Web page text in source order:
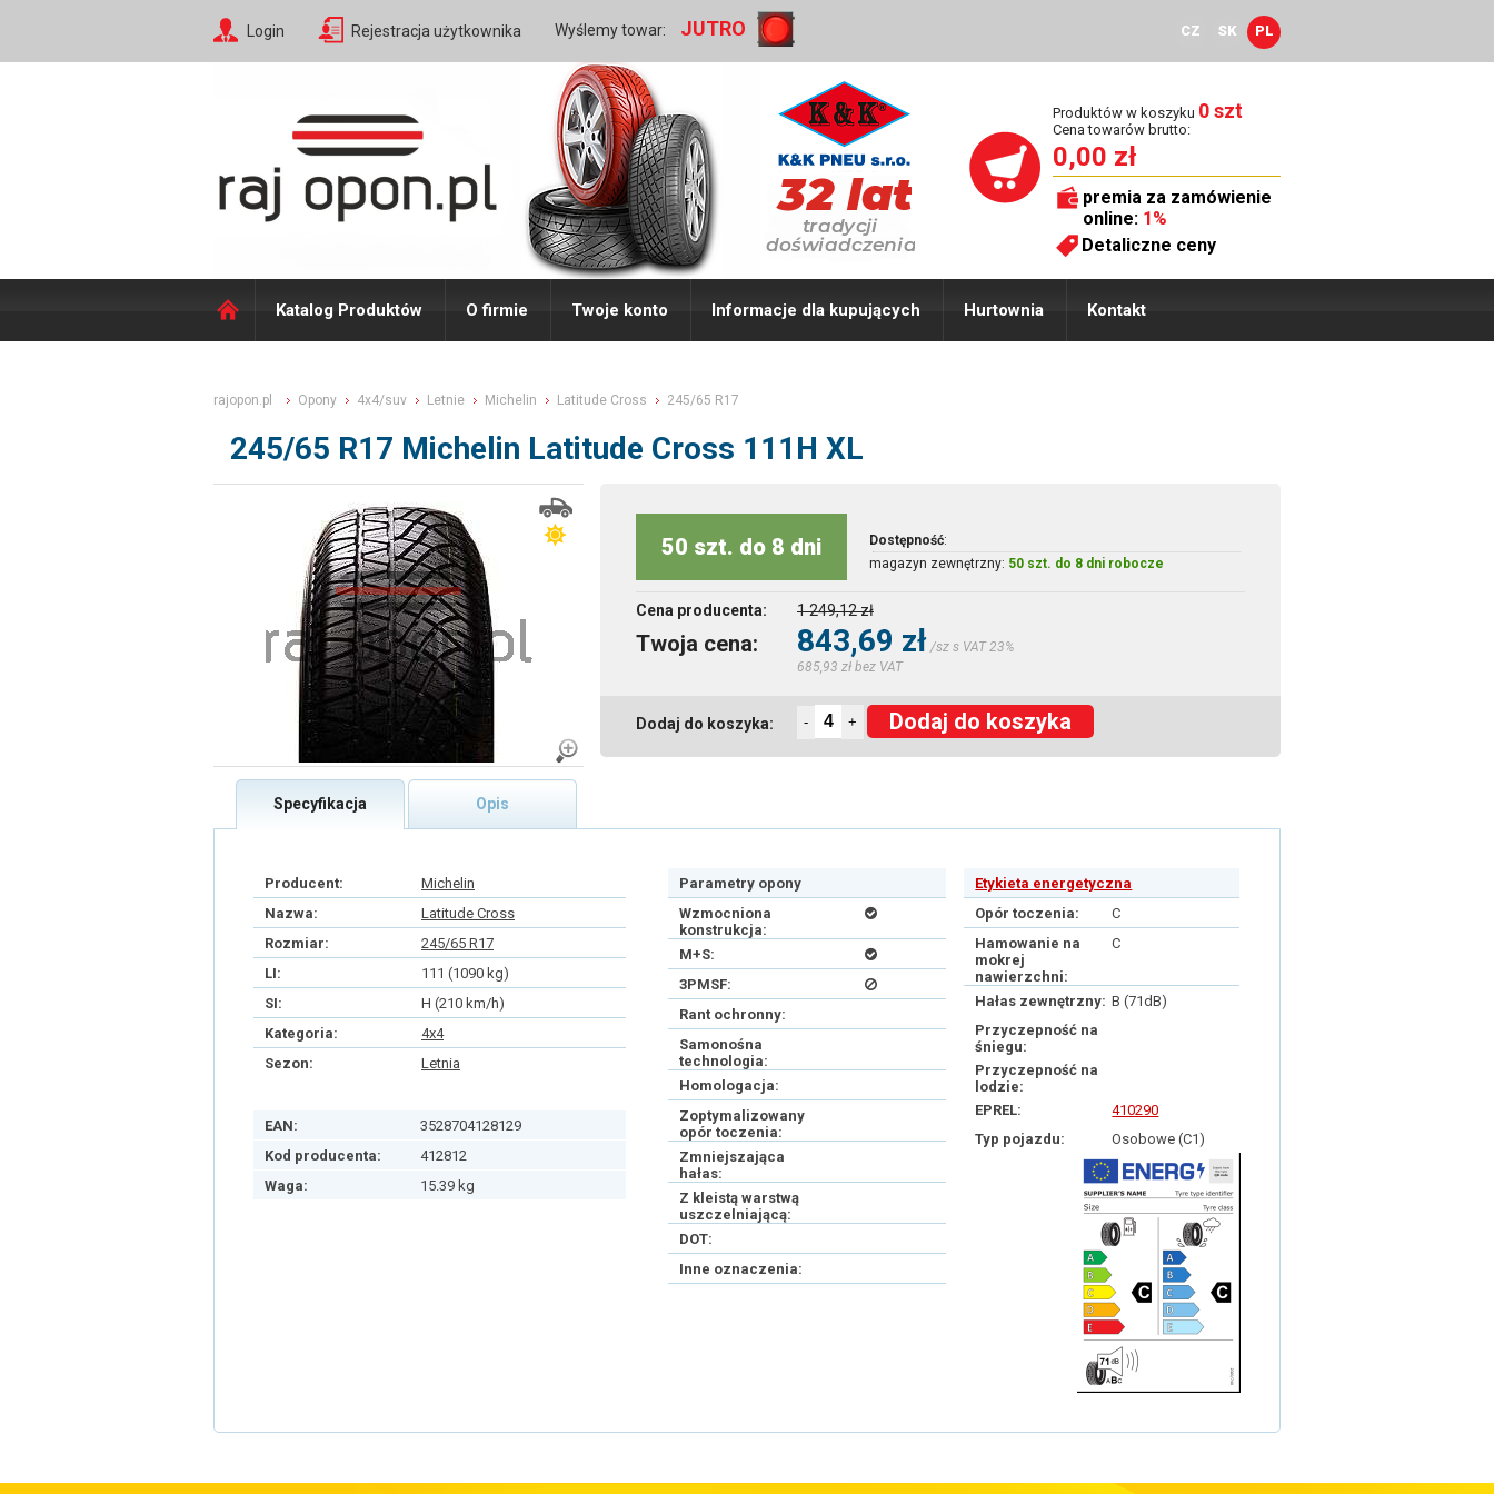
Login Rejestracja użytkownika Wyślemy towar: JUTRO CZ SK PL
Produktów w koszyku 0 szt
Cena towarów brutto:
0,00 zł
premia za zamówienie
online: 1%
Detaliczne ceny
Katalog Produktów O firmie Twoje konto Informacje dla kupujących Hurtownia Kontakt
rajopon.pl Opony 4x4/suv Letnie Michelin Latitude Cross 245/65 R17
245/65 R17 Michelin Latitude Cross 111H XL
50 szt. do 8 dni Dostępność:
magazyn zewnętrzny: 50 szt. do 8 dni robocze
Cena producenta: 1 249,12 zł
Twoja cena: 843,69 zł /sz s VAT 23%
685,93 zł bez VAT
Dodaj do koszyka: - + Dodaj do koszyka
Specyfikacja Opis
Producent:
Michelin
Nazwa:
Latitude Cross
Rozmiar:
245/65 R17
LI:
111 (1090 kg)
SI:
H (210 km/h)
Kategoria:
4x4
Sezon:
Letnia
EAN:
3528704128129
Kod producenta:
412812
Waga:
15.39 kg
Parametry opony
Wzmocniona
konstrukcja:
M+S:
3PMSF:
Rant ochronny:
Samonośna
technologia:
Homologacja:
Zoptymalizowany
opór toczenia:
Zmniejszająca
hałas:
Z kleistą warstwą
uszczelniającą:
DOT:
Inne oznaczenia:
Etykieta energetyczna
Opór toczenia:
C
Hamowanie na
mokrej
nawierzchni:
C
Hałas zewnętrzny: B (71dB)
Przyczepność na
śniegu:
Przyczepność na
lodzie:
EPREL:
410290
Typ pojazdu:
Osobowe (C1)